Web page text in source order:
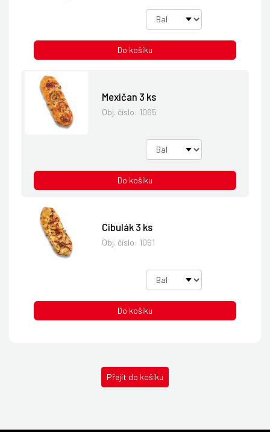
Do košíku
Mexičan 3 ks
Obj. číslo: 1065
Do košíku
Cibulák 3 ks
Obj. číslo: 1061
Do košíku
Přejít do košíku